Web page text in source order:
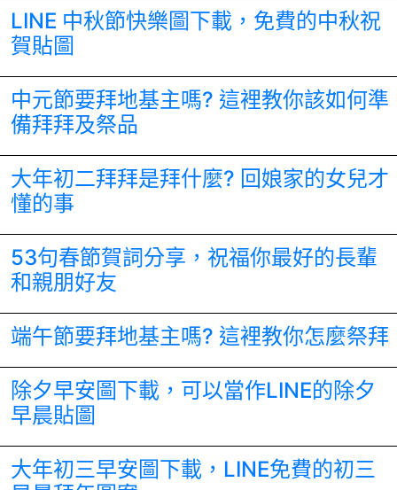
LINE 中秋節快樂圖下載，免費的中秋祝
賀貼圖
中元節要拜地基主嗎? 這裡教你該如何準
備拜拜及祭品
大年初二拜拜是拜什麼? 回娘家的女兒才
懂的事
53句春節賀詞分享，祝福你最好的長輩
和親朋好友
端午節要拜地基主嗎? 這裡教你怎麼祭拜
除夕早安圖下載，可以當作LINE的除夕
早晨貼圖
大年初三早安圖下載，LINE免費的初三